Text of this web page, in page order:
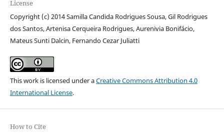
License
Copyright (c) 2014 Samilla Candida Rodrigues Sousa, Gil Rodrigues
dos Santos, Artenisa Cerqueira Rodrigues, Aurenivia Bonifácio,
Mateus Sunti Dalcin, Fernando Cezar Juliatti
This work is licensed under aCreative Commons Attribution 4.0
International License.
How to Cite